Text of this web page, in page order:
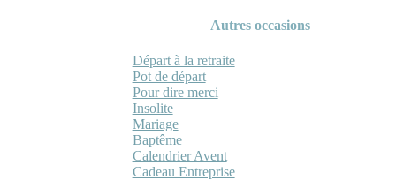
Autres occasions
Départ à la retraite
Pot de départ
Pour dire merci
Insolite
Mariage
Baptême
Calendrier Avent
Cadeau Entreprise